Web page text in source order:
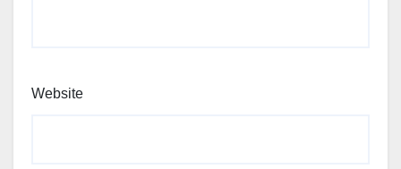
Website